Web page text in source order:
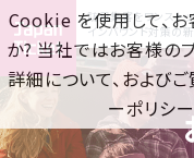
訪日集客をワンストッ
インバウンド対策の
Cookie を使用して、
か? 当社ではお客様の
詳細について、および
ーポリシ